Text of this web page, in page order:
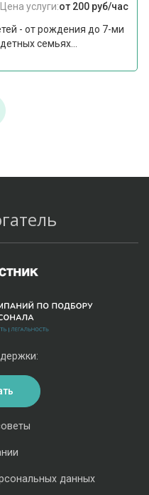
Цена услуги:от 200 руб/час
- от рождения до 7-ми
семьях...
данных